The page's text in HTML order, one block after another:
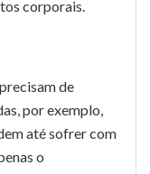
corporais.
de
por exemplo,
até sofrer com
o